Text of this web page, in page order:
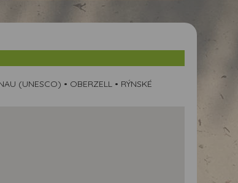
(UNESCO) • OBERZELL • RÝNSKÉ